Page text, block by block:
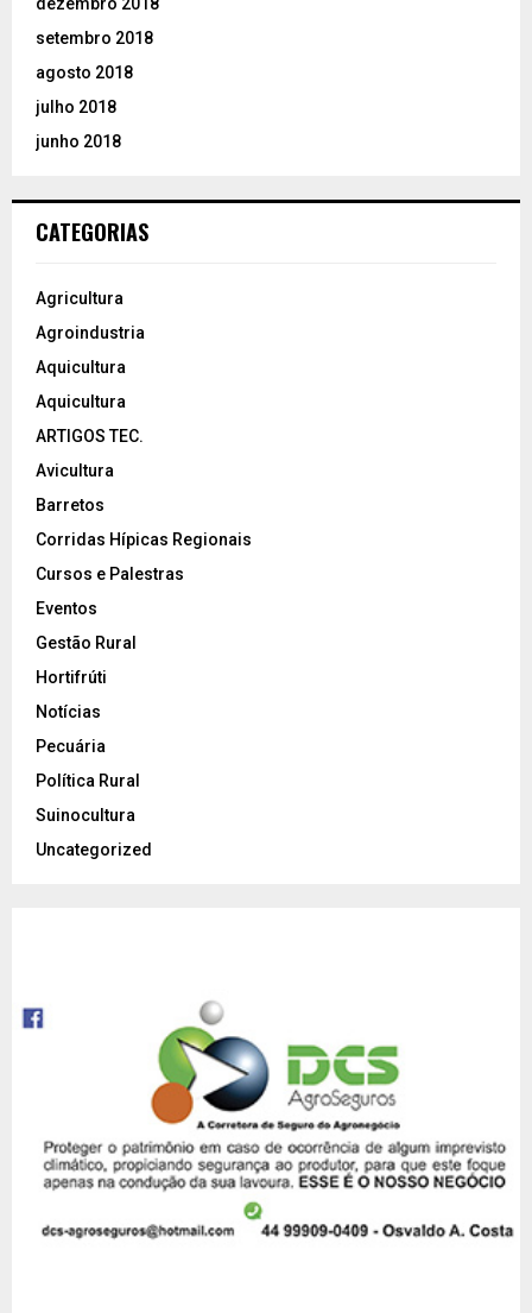
setembro 2018
agosto 2018
julho 2018
junho 2018
CATEGORIAS
Agricultura
Agroindustria
Aquicultura
Aquicultura
ARTIGOS TEC.
Avicultura
Barretos
Corridas Hípicas Regionais
Cursos e Palestras
Eventos
Gestão Rural
Hortifrúti
Notícias
Pecuária
Política Rural
Suinocultura
Uncategorized